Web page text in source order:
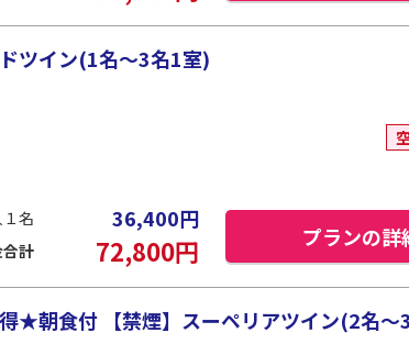
ツイン(1名～3名1室)
名 36,400円
計 72,800円 プランの詳
朝食付 【禁煙】スーペリアツイン(2名～